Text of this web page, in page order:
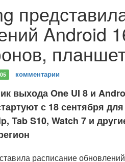
Android
комментарии
выхода One UI 8 и
с 18 сентября
Tab S10, Watch 7 и